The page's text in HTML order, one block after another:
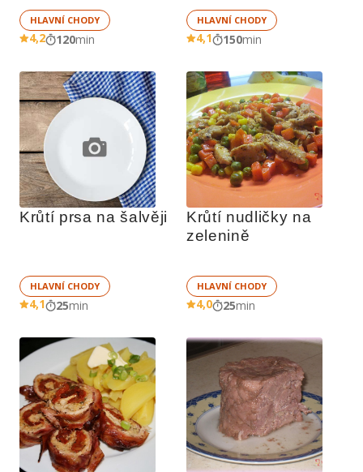
HLAVNÍ CHODY
4,2 120min
HLAVNÍ CHODY
4,1 150min
Krůtí prsa na šalvěji
HLAVNÍ CHODY
4,1 25min
Krůtí nudličky na
zelenině
HLAVNÍ CHODY
4,0 25min